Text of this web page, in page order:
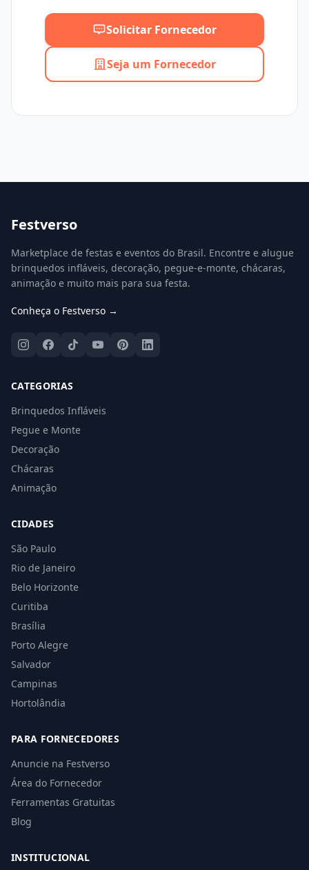
Solicitar Fornecedor
Seja um Fornecedor
Festverso
Marketplace de festas e eventos do Brasil. Encontre e alugue
brinquedos infláveis, decoração, pegue-e-monte, chácaras,
animação e muito mais para sua festa.
Conheça o Festverso →
CATEGORIAS
Brinquedos Infláveis
Pegue e Monte
Decoração
Chácaras
Animação
CIDADES
São Paulo
Rio de Janeiro
Belo Horizonte
Curitiba
Brasília
Porto Alegre
Salvador
Campinas
Hortolândia
PARA FORNECEDORES
Anuncie na Festverso
Área do Fornecedor
Ferramentas Gratuitas
Blog
INSTITUCIONAL